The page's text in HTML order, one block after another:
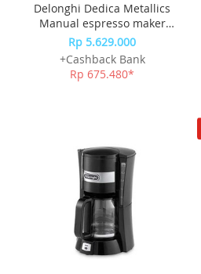
Delonghi Dedica Metallics
Manual espresso maker
EC785.GY
Rp 5.629.000
+Cashback Bank
Rp 675.480*